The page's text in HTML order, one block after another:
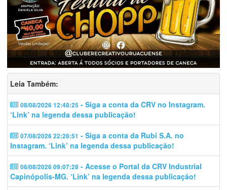
Leia Também:
08/08/2026 12:48:25 - Siga a conta da CRV no Instagram.
‘Link’ na legenda dessa publicação!
07/08/2026 22:28:51 - Siga a conta da Rubi S.A. no
Instagram. ‘Link’ na legenda dessa publicação!
06/08/2026 09:07:28 - Acesse o Portal da CRV Industrial
Capinópolis-MG. ‘Link’ na legenda dessa publicação!